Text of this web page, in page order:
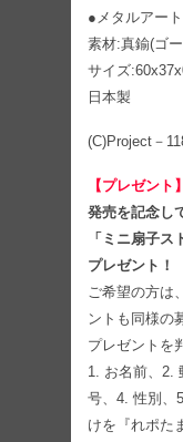
●メタルアー
素材:真鍮(ゴ
サイズ
日本製
(C)Project－
【プレゼント】
発売を記念し
「ミニ扇子
プレゼント！
ご希望の方は
ントも同様の
プレゼントを
1. お名前、2.
号、4. 性別、
けを『れポた